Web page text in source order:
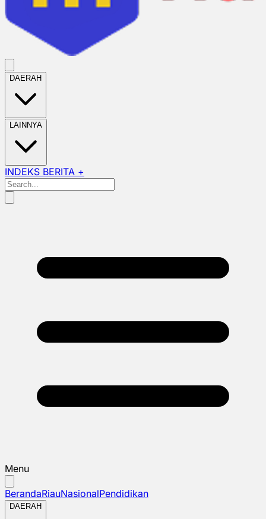
DAERAH
LAINNYA
INDEKS BERITA +
Menu
BerandaRiauNasionalPendidikan
DAERAH